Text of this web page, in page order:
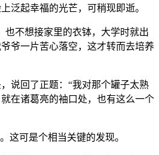
泛起幸福的光芒，可稍现即逝。
也不想接家里的衣钵，大学时就出
爷一片苦心落空，这才转而去培养
说回了正题：“我对那个罐子太熟
在诸葛亮的袖口处，也有这么一个
这可是个相当关键的发现。